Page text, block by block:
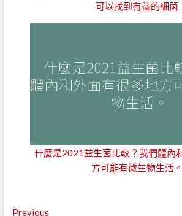
可以找到有益的細菌
什麼是2021益生菌比較？我們體內
方可能有微生物生活。
PreviousPrevious